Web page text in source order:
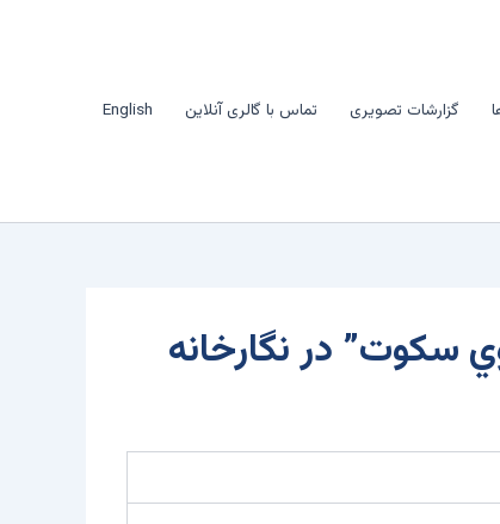
گزارشات تصویری تماس با گالری آنلاین English
سکوت” در نگارخانه